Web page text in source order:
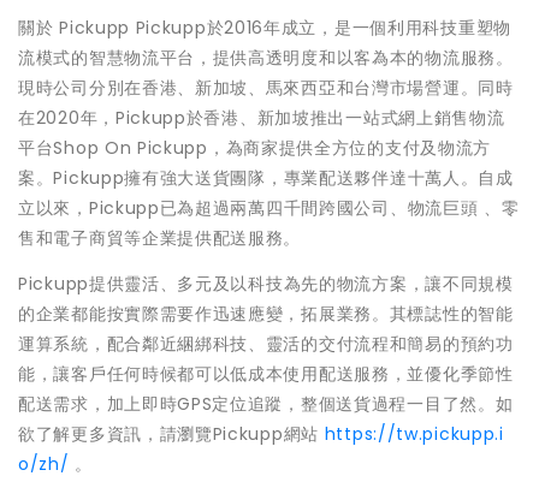
關於 Pickupp Pickupp於2016年成立，是一個利用科技重塑物
流模式的智慧物流平台，提供高透明度和以客為本的物流服務。
現時公司分別在香港、新加坡、馬來西亞和台灣市場營運。同時
在2020年，Pickupp於香港、新加坡推出一站式網上銷售物流
平台Shop On Pickupp，為商家提供全方位的支付及物流方
案。Pickupp擁有強大送貨團隊，專業配送夥伴達十萬人。自成
立以來，Pickupp已為超過兩萬四千間跨國公司、物流巨頭 、零
售和電子商貿等企業提供配送服務。
Pickupp提供靈活、多元及以科技為先的物流方案，讓不同規模
的企業都能按實際需要作迅速應變，拓展業務。其標誌性的智能
運算系統，配合鄰近綑綁科技、靈活的交付流程和簡易的預約功
能，讓客戶任何時候都可以低成本使用配送服務，並優化季節性
配送需求，加上即時GPS定位追蹤，整個送貨過程一目了然。如
欲了解更多資訊，請瀏覽Pickupp網站 https://tw.pickupp.i
o/zh/ 。